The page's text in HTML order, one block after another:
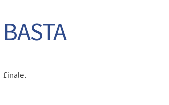
finale.